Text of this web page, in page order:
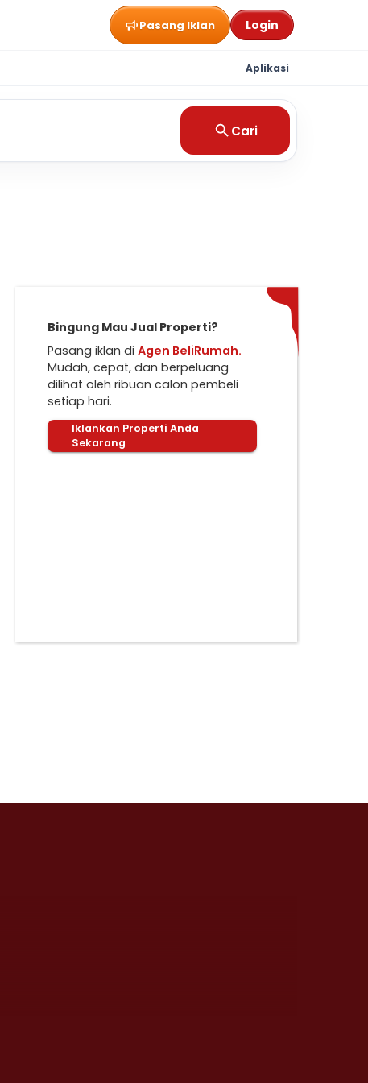
Pasang Iklan Login
Aplikasi
Cari
Bingung Mau Jual Properti?
Pasang iklan di Agen BeliRumah.
Mudah, cepat, dan berpeluang
dilihat oleh ribuan calon pembeli
setiap hari.
Iklankan Properti Anda
Sekarang